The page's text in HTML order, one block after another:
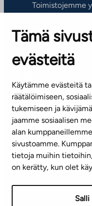
Tämä
evästeitä
Käytämme evästeitä
räätälöimiseen,
tukemiseen ja
jaamme sosiaalisen
alan
sivustoamme.
tietoja muihin
on kerätty, kun olet
Salli
Toimistojemme
Puh. 045 7734
(arkisin klo 8-16)
info@ta.fi
Tilaa uutiskirje